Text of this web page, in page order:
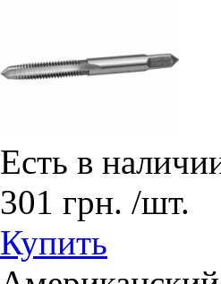
Есть в
301 грн. /шт.
Купить